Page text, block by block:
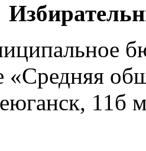
«Средняя
11б